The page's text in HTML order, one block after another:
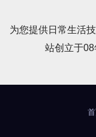
为您提供日常生活
站创立于